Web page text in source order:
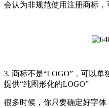
会认为非规范使用注册商标，
3. 商标不是“LOGO”，可以单
提供“纯图形化的LOGO”
很多时候，你只要确定好字体